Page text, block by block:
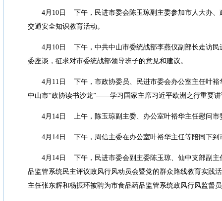
4月 10日
下午，民进市委会陈玉琼副主委参加市人大办、
交通安全知识教育活动。
4月 10日
下午，中共中山市委统战部李燕仪副部长走访
委座谈，征求对市委统战部领导班子的意见和建议。
4月 11 日
下午，市政协委员、民进市委会办公室主任叶裕
中山市“政协读书沙龙”——学习国家主席习近平欧洲之行重要
4月 14日 上午，陈玉琼副主委、办公室叶裕华主任慰问市
4月 14日 下午，周信主委在办公室叶裕华主任等陪同下
4月 14日
下午，民进市委会副主委陈玉琼、仙中支部副
品监管系统民主评议政风行风动员会暨党的群众路线教育实践
主任张东辉和杨振环被聘为市食品药品监管系统政风行风监督